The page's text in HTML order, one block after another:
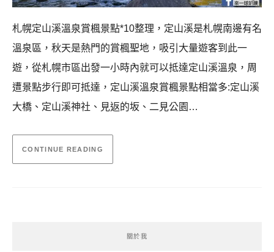
札幌定山溪溫泉賞楓景點*10整理，定山溪是札幌南邊有名
溫泉區，秋天是熱門的賞楓聖地，吸引大量遊客到此一
遊，從札幌市區出發一小時內就可以抵達定山溪溫泉，周
遭景點步行即可抵達，定山溪溫泉賞楓景點相當多:定山溪
大橋、定山溪神社、見返的坂、二見公園…
CONTINUE READING
關於我